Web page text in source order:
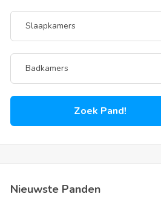
Zoek Pand!
Nieuwste Panden